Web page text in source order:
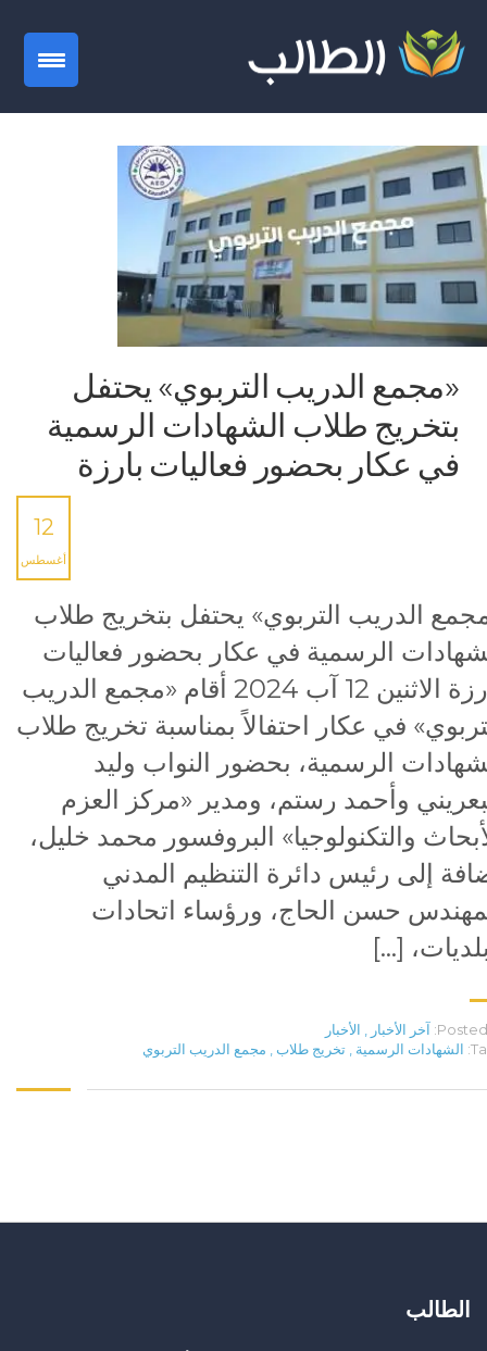
«مجمع الدريب التربوي» يحتفل
بتخريج طلاب الشهادات الرسمية
في عكار بحضور فعاليات بارزة
12
أغسطس
الدريب التربوي» يحتفل بتخريج طلاب
الرسمية في عكار بحضور فعاليات
بارزة الاثنين 12 آب 2024 أقام «مجمع الدريب
في عكار احتفالاً بمناسبة تخريج طلاب
الرسمية، بحضور النواب وليد
وأحمد رستم، ومدير «مركز العزم
والتكنولوجيا» البروفسور محمد خليل،
إلى رئيس دائرة التنظيم المدني
حسن الحاج، ورؤساء اتحادات
[…]
Posted آخر الأخبار , الأخبار
الشهادات الرسمية , تخريج طلاب, مجمع الدريب التربوي
الطالب